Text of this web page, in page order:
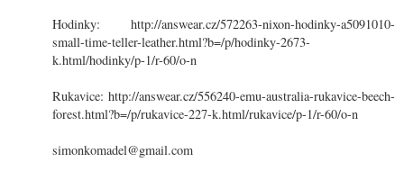
Hodinky: http://answear.cz/572263-nixon-hodinky-a5091010-
small-time-teller-leather.html?b=/p/hodinky-2673-
k.html/hodinky/p-1/r-60/o-n
Rukavice: http://answear.cz/556240-emu-australia-rukavice-beech-
forest.html?b=/p/rukavice-227-k.html/rukavice/p-1/r-60/o-n
simonkomadel@gmail.com